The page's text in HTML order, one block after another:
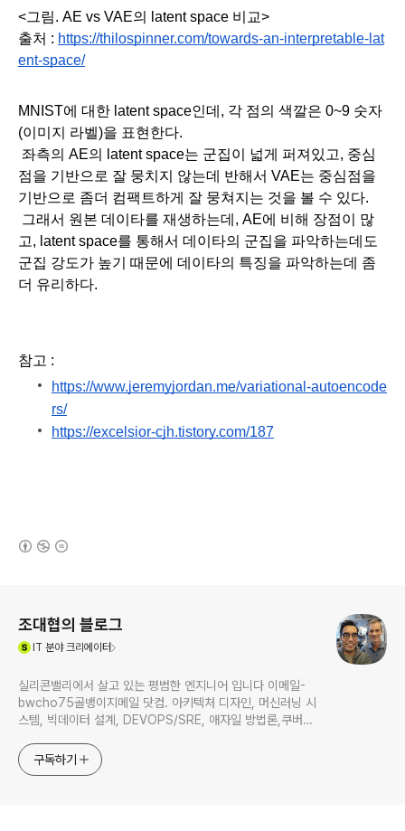
<그림. AE vs VAE의 latent space 비교>
출처 : https://thilospinner.com/towards-an-interpretable-lat
ent-space/
MNIST에 대한 latent space인데, 각 점의 색깔은 0~9 숫자
(이미지 라벨)을 표현한다.
점을 기반으로 잘 뭉치지 않는데 반해서 VAE는 중심점을
기반으로 좀더 컴팩트하게 잘 뭉쳐지는 것을 볼 수 있다.
그래서 원본 데이타를 재생하는데, AE에 비해 장점이 많
고, latent space를 통해서 데이타의 군집을 파악하는데도
군집 강도가 높기 때문에 데이타의 특징을 파악하는데 좀
더 유리하다.
참고 :
https://www.jeremyjordan.me/variational-autoencode
rs/
https://excelsior-cjh.tistory.com/187
조대협의 블로그
IT 분야 크리에이터
실리콘밸리에서 살고 있는 평범한 엔지니어 입니다 이메일-
bwcho75골뱅이지메일 닷컴. 아키텍처 디자인, 머신러닝 시
스템, 빅데이터 설계, DEVOPS/SRE, 애자일 방법론,쿠버네
한 기술 멘토링과 강의 진행합니다. Linkedin :
https://www.linkedin.com/in/terrycho75/
구독하기